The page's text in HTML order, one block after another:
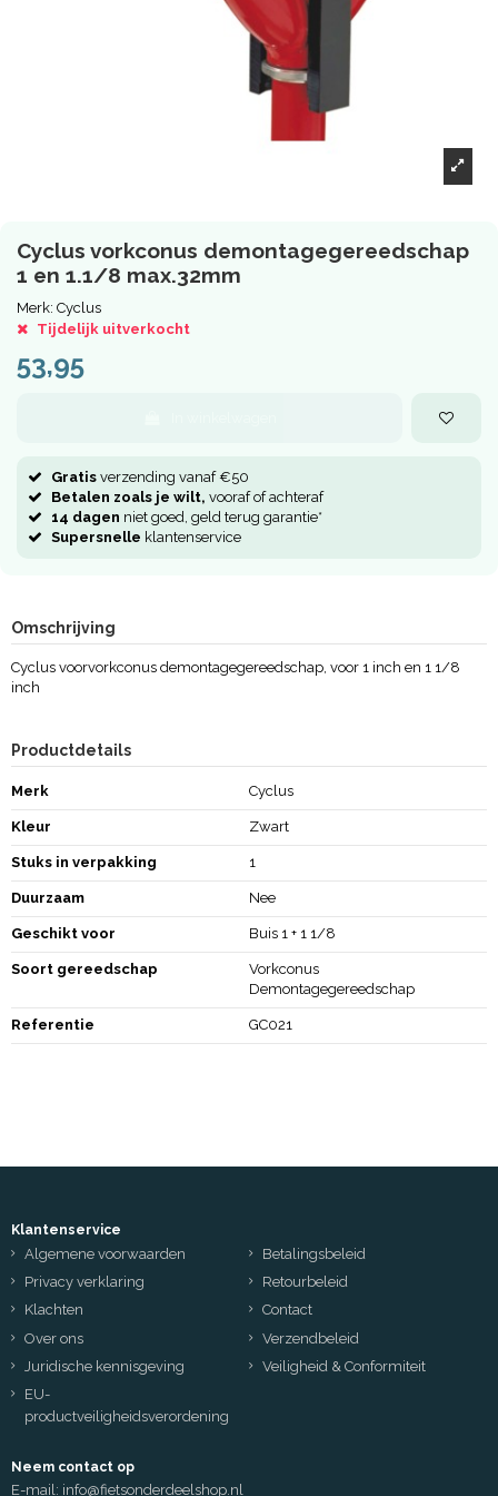
Cyclus vorkconus demontagegereedschap
1 en 1.1/8 max.32mm
Merk: Cyclus
Tijdelijk uitverkocht
53,95
Gratis verzending vanaf €50
Betalen zoals je wilt, vooraf of achteraf
14 dagen niet goed, geld terug garantie*
Supersnelle klantenservice
Omschrijving
Cyclus voorvorkconus demontagegereedschap, voor 1 inch en 1 1/8
inch
Productdetails
Merk Cyclus
Kleur Zwart
Stuks in verpakking 1
Duurzaam Nee
Geschikt voor Buis 1 + 1 1/8
Soort gereedschap
Vorkconus
Demontagegereedschap
Referentie GC021
Klantenservice
Algemene voorwaarden
Betalingsbeleid
Privacy verklaring
Retourbeleid
Klachten
Contact
Over ons
Verzendbeleid
Juridische kennisgeving
Veiligheid & Conformiteit
EU-
productveiligheidsverordening
Neem contact op
E-mail: info@fietsonderdeelshop.nl